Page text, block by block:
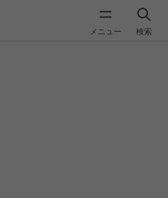
メニュー 検索